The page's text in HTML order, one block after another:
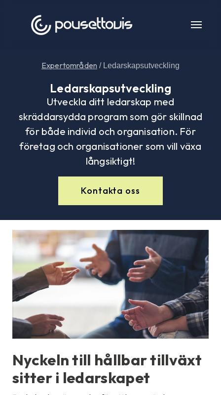
Expertområden / Ledarskapsutveckling
Ledarskapsutveckling
Utveckla ditt ledarskap med
skräddarsydda program som gör skillnad
för både individ och organisation. För
företag och organisationer som vill växa
långsiktigt!
Kontakta oss
Nyckeln till hållbar tillväxt
sitter i ledarskapet